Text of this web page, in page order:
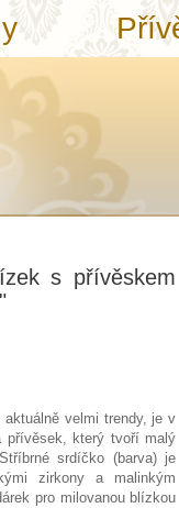
s přívěskem
velmi trendy, je v
přívěsek, který tvoří malý
srdíčko (barva) je
zirkony a malinkým
pro milovanou blízkou